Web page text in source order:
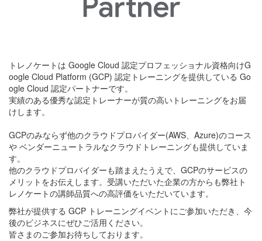
トレノケートは Google Cloud 認定プロフェッショナル資格向けG
oogle Cloud Platform (GCP) 認定トレーニングを提供している Go
ogle Cloud 認定パートナーです。
実績のある優秀な認定トレーナーが質の高いトレーニングをお届
けします。
GCPのみならず他のクラウドプロバイダー(AWS、Azure)のコース
や ベンダーニュートラルなクラウドトレーニングも提供していま
す。
他のクラウドプロバイダーも踏まえたうえで、GCPのサービスの
メリットをお伝えします。受講いただいた企業の方からも弊社ト
レノケートの講師品質への高評価をいただいています。
弊社が提供する GCP トレーニングイベントにご参加いただき、今
後のビジネスにぜひご活用ください。
皆さまのご参加お待ちしております。